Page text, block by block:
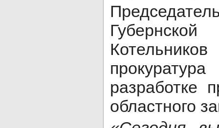
разработке
областного